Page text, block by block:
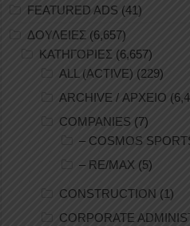
FEATURED ADS (41)
ΔΟΥΛΕΙΕΣ (6,657)
ΚΑΤΗΓΟΡΙΕΣ (6,657)
ALL (ACTIVE) (229)
ARCHIVE / ΑΡΧΕΙΟ
COMPANIES (7)
– COSMOS
– RE/MAX (5)
CONSTRUCTION (1)
CORPORATE